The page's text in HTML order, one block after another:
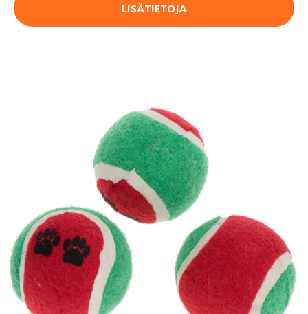
LISÄTIETOJA